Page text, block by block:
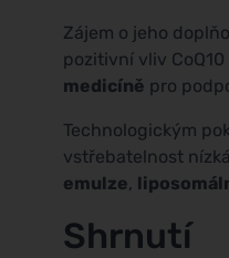
Zájem o jeho
pozitivní vliv
medicíně pro
Technologickým
vstřebatelnost
emulze,
Shrnutí